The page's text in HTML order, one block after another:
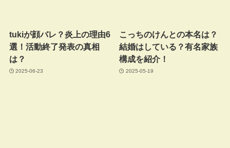
tukiが顔バレ？炎上の理由6
選！活動終了発表の真相
は？
2025-06-23
こっちのけんとの本名は？
結婚はしている？有名家族
構成を紹介！
2025-05-19